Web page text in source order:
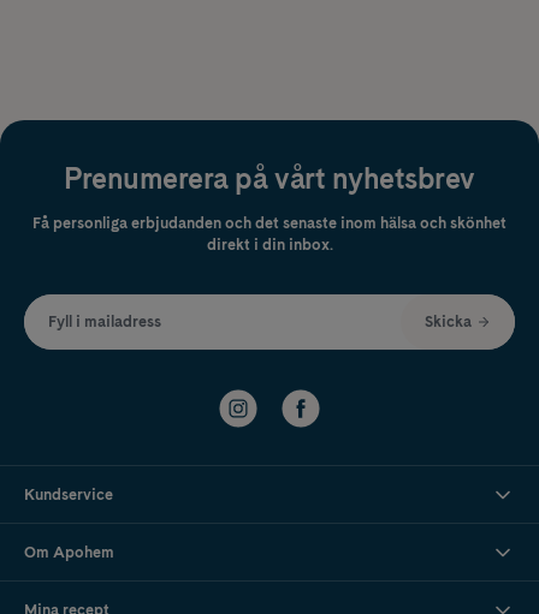
Prenumerera på vårt nyhetsbrev
Få personliga erbjudanden och det senaste inom hälsa och skönhet
direkt i din inbox.
Fyll i mailadress Skicka
Kundservice
Om Apohem
Mina recept